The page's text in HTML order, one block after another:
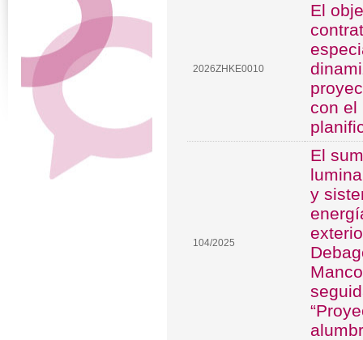
2026ZHKE0010
El
con el
104/2025
El
y